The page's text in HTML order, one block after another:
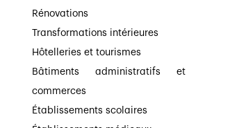
Rénovations
Transformations intérieures
Hôtelleries et tourismes
Bâtiments administratifs et
commerces
Établissements scolaires